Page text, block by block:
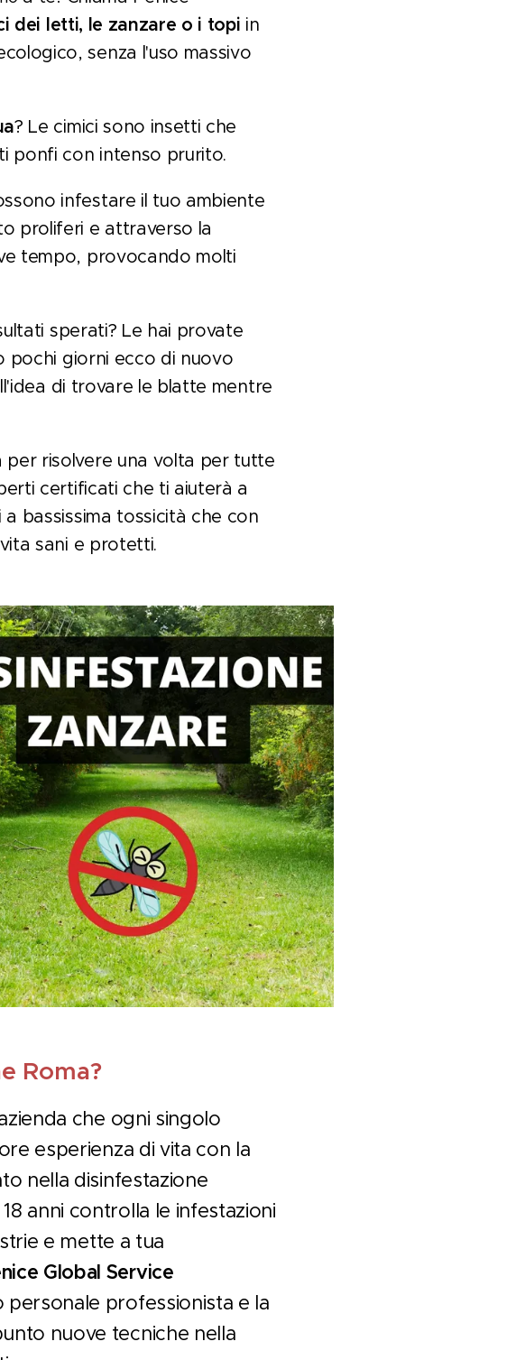
dei letti, le zanzare o i topi in
senza l'uso massivo
? Le cimici sono insetti che
ponfi con intenso prurito.
infestare il tuo ambiente
proliferi e attraverso la
tempo, provocando molti
sperati? Le hai provate
pochi giorni ecco di nuovo
di trovare le blatte mentre
per risolvere una volta per tutte
certificati che ti aiuterà a
bassissima tossicità che con
sani e protetti.
Roma?
che ogni singolo
esperienza di vita con la
nella disinfestazione
anni controlla le infestazioni
e mette a tua
Global Service
personale professionista e la
nuove tecniche nella